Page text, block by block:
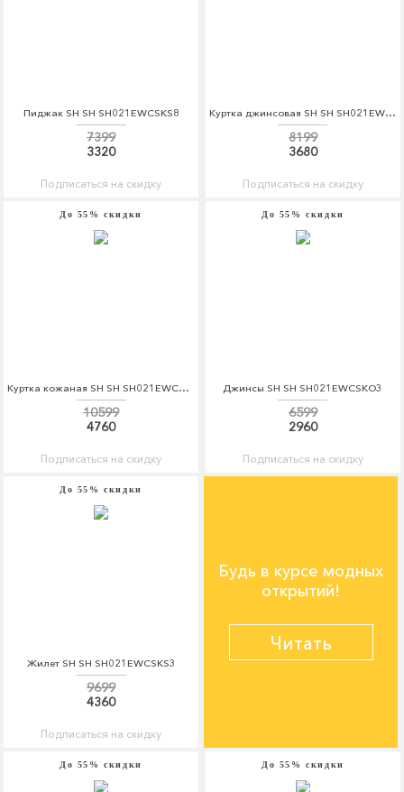
Пиджак SH SH SH021EWCSKS8
7399
3320
Подписаться на скидку
Куртка джинсовая SH SH SH021EWCSKT0
8199
3680
Подписаться на скидку
До 55% скидки
Куртка кожаная SH SH SH021EWCSKT8
10599
4760
Подписаться на скидку
До 55% скидки
Джинсы SH SH SH021EWCSKO3
6599
2960
Подписаться на скидку
До 55% скидки
Жилет SH SH SH021EWCSKS3
9699
4360
Подписаться на скидку
Будь в курсе модных
открытий!
Читать
До 55% скидки До 55% скидки